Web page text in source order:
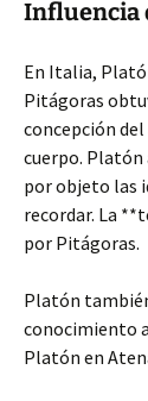
Influencia
En Italia,
Pitágoras
concepción
cuerpo.
por objeto las
recordar. La
por Pitágoras.
Platón
conocimiento
Platón en